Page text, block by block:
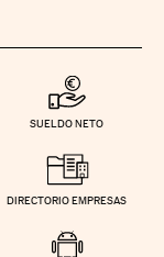
SUELDO NETO
DIRECTORIO EMPRESAS